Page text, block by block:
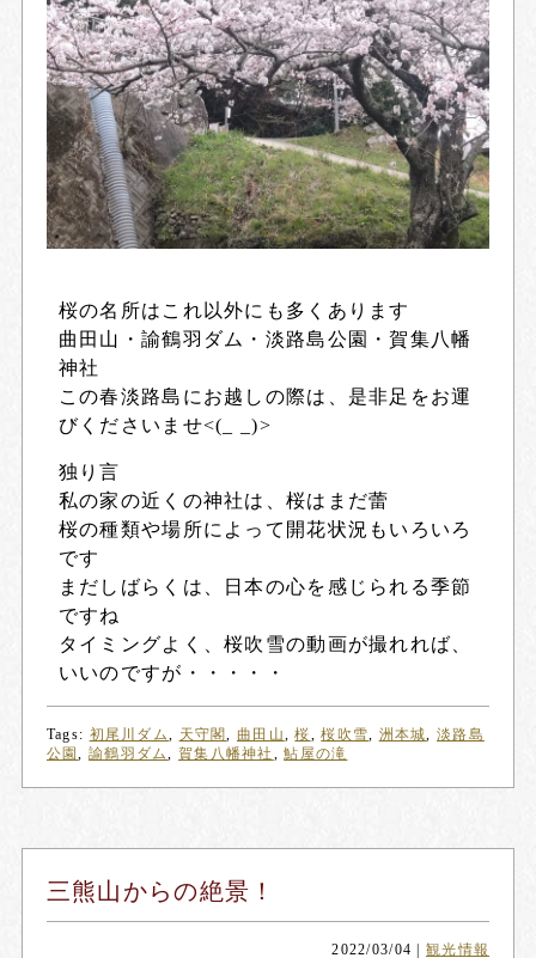
桜の名所はこれ以外にも多くあります
曲田山・諭鶴羽ダム・淡路島公園・賀集八幡
神社
この春淡路島にお越しの際は、是非足をお運
びくださいませ<(_ _)>
独り言
私の家の近くの神社は、桜はまだ蕾
桜の種類や場所によって開花状況もいろいろ
です
まだしばらくは、日本の心を感じられる季節
ですね
タイミングよく、桜吹雪の動画が撮れれば、
いいのですが・・・・・
Tags: 初尾川ダム 天守閣 曲田山 ,桜 ,桜吹雪 洲本城 ,淡路島
公園
,諭鶴羽ダム ,賀集八幡神社 ,鮎屋の滝
三熊山からの絶景！
2022/03/04 | 観光情報